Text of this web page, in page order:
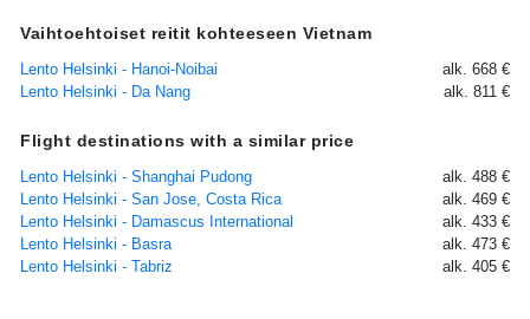
Vaihtoehtoiset reitit kohteeseen Vietnam
Lento Helsinki - Hanoi-Noibai
alk. 668 €
Lento Helsinki - Da Nang
alk. 811 €
Flight destinations with a similar price
Lento Helsinki - Shanghai Pudong
alk. 488 €
Lento Helsinki - San Jose, Costa Rica
alk. 469 €
Lento Helsinki - Damascus International
alk. 433 €
Lento Helsinki - Basra
alk. 473 €
Lento Helsinki - Tabriz
alk. 405 €